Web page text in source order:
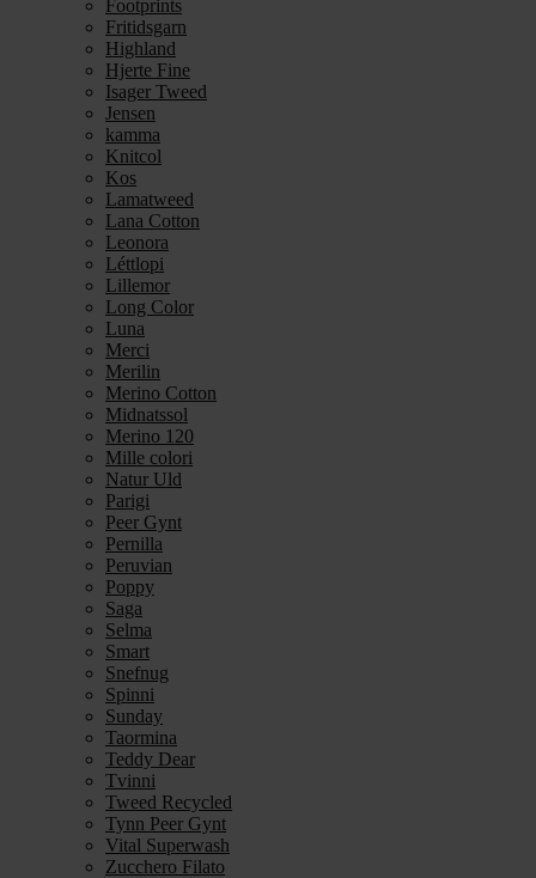
Footprints
Fritidsgarn
Highland
Hjerte Fine
Isager Tweed
Jensen
kamma
Knitcol
Kos
Lamatweed
Lana Cotton
Leonora
Léttlopi
Lillemor
Long Color
Luna
Merci
Merilin
Merino Cotton
Midnatssol
Merino 120
Mille colori
Natur Uld
Parigi
Peer Gynt
Pernilla
Peruvian
Poppy
Saga
Selma
Smart
Snefnug
Spinni
Sunday
Taormina
Teddy Dear
Tvinni
Tweed Recycled
Tynn Peer Gynt
Vital Superwash
Zucchero Filato